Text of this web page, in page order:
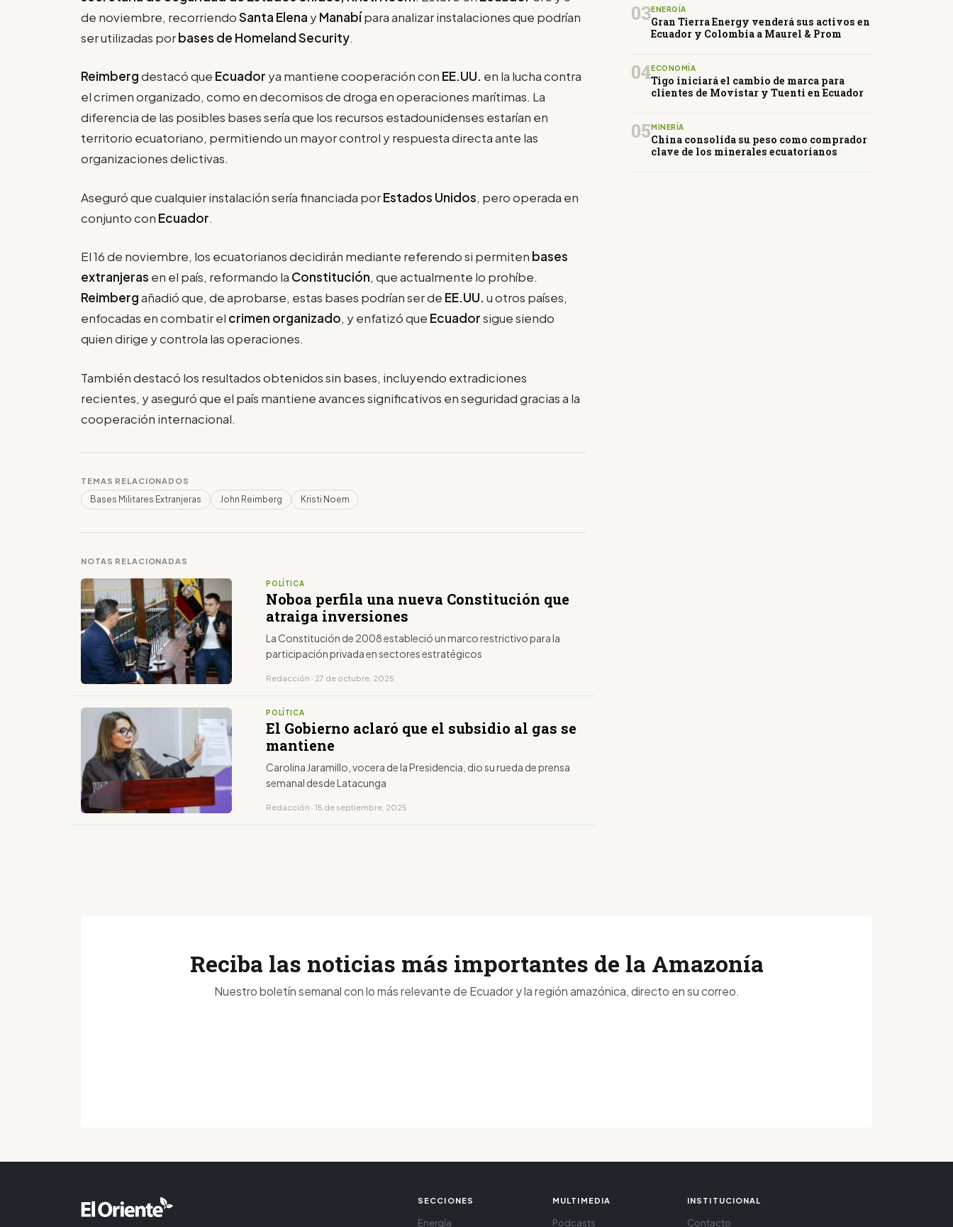
de noviembre, recorriendoSanta Elena yManabípara analizar instalaciones que podrían
ser utilizadas porbases de Homeland Security.
Reimbergdestacó que Ecuador ya mantiene cooperación con EE.UU. en la lucha contra
el crimen organizado, como en decomisos de droga en operaciones marítimas. La
diferencia de las posibles bases sería que los recursos estadounidenses estarían en
territorio ecuatoriano, permitiendo un mayor control y respuesta directa ante las
organizaciones delictivas.
Aseguró que cualquier instalación sería financiada porEstados Unidos, pero operada en
conjunto con Ecuador.
El 16 de noviembre, los ecuatorianos decidirán mediante referendo si permiten bases
extranjeras en el país, reformando la Constitución, que actualmente lo prohíbe.
Reimbergañadió que, de aprobarse, estas bases podrían ser de EE.UU. u otros países,
enfocadas en combatir el crimen organizado, y enfatizó que Ecuadorsigue siendo
quien dirige y controla las operaciones.
También destacó los resultados obtenidos sin bases, incluyendo extradiciones
recientes, y aseguró que el país mantiene avances significativos en seguridad gracias a la
cooperación internacional.
TEMAS RELACIONADOS
Bases Militares Extranjeras John Reimberg Kristi Noem
NOTAS RELACIONADAS
POLÍTICA
Noboa perfila una nueva Constitución que
atraiga inversiones
La Constitución de 2008 estableció un marco restrictivo para la
participación privada en sectores estratégicos
Redacción · 27 de octubre, 2025
POLÍTICA
El Gobierno aclaró que el subsidio al gas se
mantiene
Carolina Jaramillo, vocera de la Presidencia, dio su rueda de prensa
semanal desde Latacunga
Redacción · 15 de septiembre, 2025
03ENERGÍA
Gran Tierra Energy venderá sus activos en
Ecuador y Colombia a Maurel & Prom
04ECONOMÍA
Tigo iniciará el cambio de marca para
clientes de Movistar y Tuenti en Ecuador
05 MINERÍA
China consolida su peso como comprador
clave de los minerales ecuatorianos
Reciba las noticias más importantes de la Amazonía
Nuestro boletín semanal con lo más relevante de Ecuador y la región amazónica, directo en su correo.
SECCIONES
Energía
MULTIMEDIA
Podcasts
INSTITUCIONAL
Contacto